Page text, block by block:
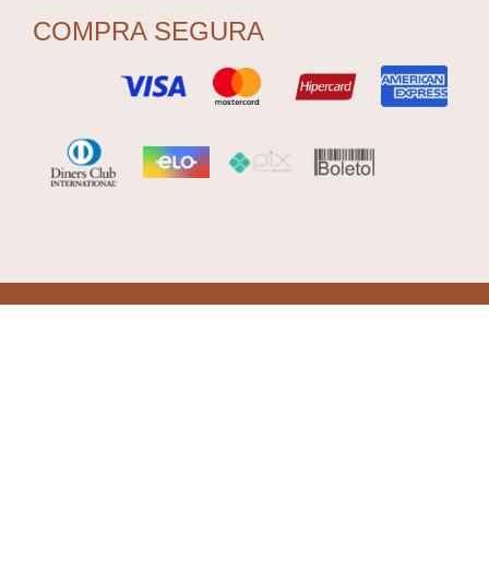
COMPRA SEGURA